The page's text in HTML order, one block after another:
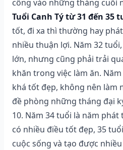
công vào những tháng cuối
Tuổi Canh Tý từ 31 đến 35
tốt, đi xa thì thường hay
nhiều thuận lợi. Năm 32
lớn, nhưng cũng phải trải
khăn trong việc làm ăn.
khá tốt đẹp, không nên làm
đề phòng những tháng đại
10. Năm 34 tuổi là năm phát
có nhiều điều tốt đẹp, 35
cuộc sống và tạo được